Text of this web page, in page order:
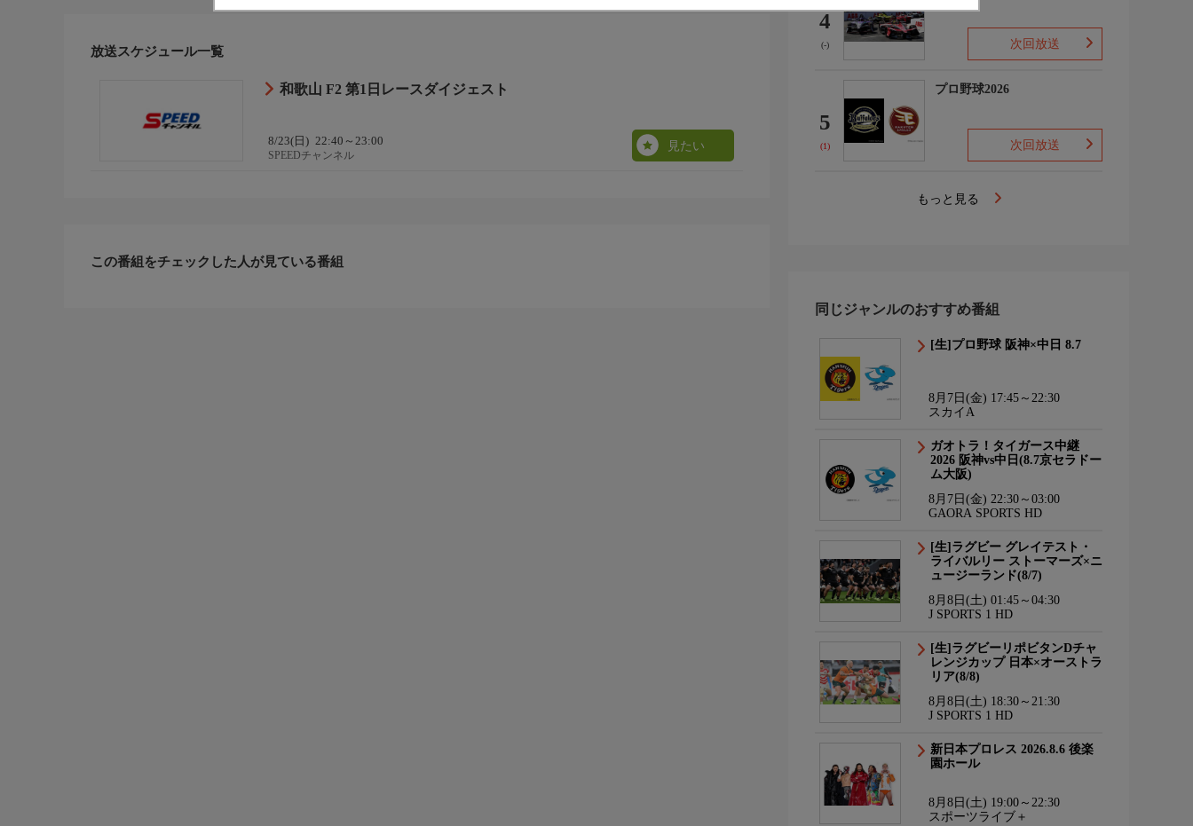
放送スケジュール一覧
和歌山 F2 第1日レースダイジェスト
8/23(日) 22:40～23:00
SPEEDチャンネル
見たい
この番組をチェックした人が見ている番組
4
(-)
2025/26
次回放送
5
(1)
プロ野球2026
次回放送
もっと見る
同じジャンルのおすすめ番組
[生]プロ野球 阪神×中日 8.7
8月7日(金) 17:45～22:30
スカイA
ガオトラ！タイガース中継
2026 阪神vs中日(8.7京セラドー
ム大阪)
8月7日(金) 22:30～03:00
GAORA SPORTS HD
[生]ラグビー グレイテスト・
ライバルリー ストーマーズ×ニ
ュージーランド(8/7)
8月8日(土) 01:45～04:30
J SPORTS 1 HD
[生]ラグビーリポビタンDチャ
レンジカップ 日本×オーストラ
リア(8/8)
8月8日(土) 18:30～21:30
J SPORTS 1 HD
新日本プロレス 2026.8.6 後楽
園ホール
8月8日(土) 19:00～22:30
スポーツライブ＋